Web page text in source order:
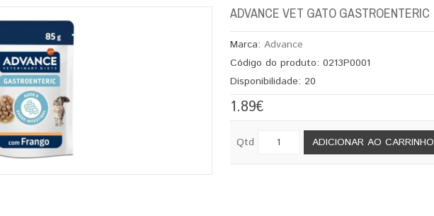
ADVANCE VET GATO GASTROENTERIC
Marca: Advance
Código do produto: 0213P0001
Disponibilidade: 20
1.89€
Qtd ADICIONAR AO CARRINHO